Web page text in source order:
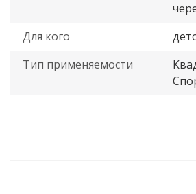
Для кого
Тип применяемости